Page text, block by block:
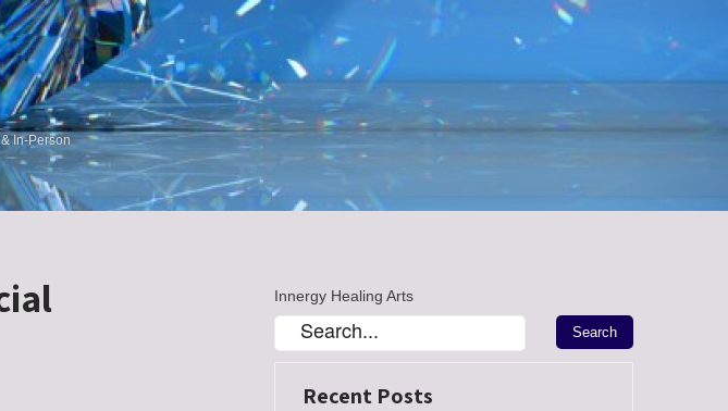
In-Person
Innergy Healing Arts
Recent Posts